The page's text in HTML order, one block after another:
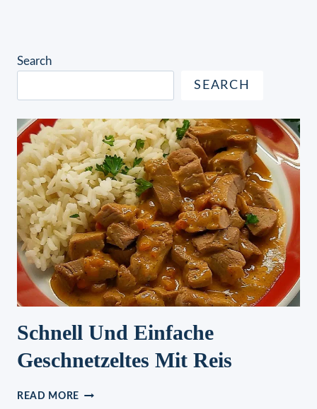
Search
SEARCH
Schnell Und Einfache
Geschnetzeltes Mit Reis
READ MORE SCHNELL